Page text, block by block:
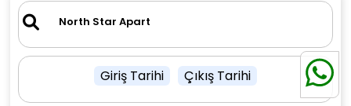
Giriş Tarihi Çıkış Tarihi